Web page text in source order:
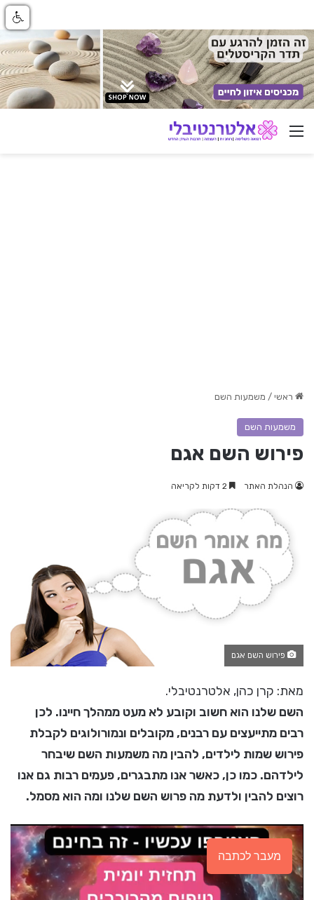
ניווט באתר
ראשי / משמעות השם
משמעות השם
פירוש השם אגם
הנהלת האתר
פירוש השם אגם
מאת: קרן כהן, אלטרנטיבלי.
השם שלנו הוא חשוב וקובע לא מעט ממהלך חיינו. לכן
רבים מתייעצים עם רבנים, מקובלים ונמורולוגים לקבלת
פירוש שמות לילדים, להבין מה משמעות השם שיבחר
לילדהם. כמו כן, כאשר אנו מתבגרים, פעמים רבות גם אנו
רוצים להבין ולדעת מה פרוש השם שלנו ומה הוא מסמל.
מעבר לכתבה